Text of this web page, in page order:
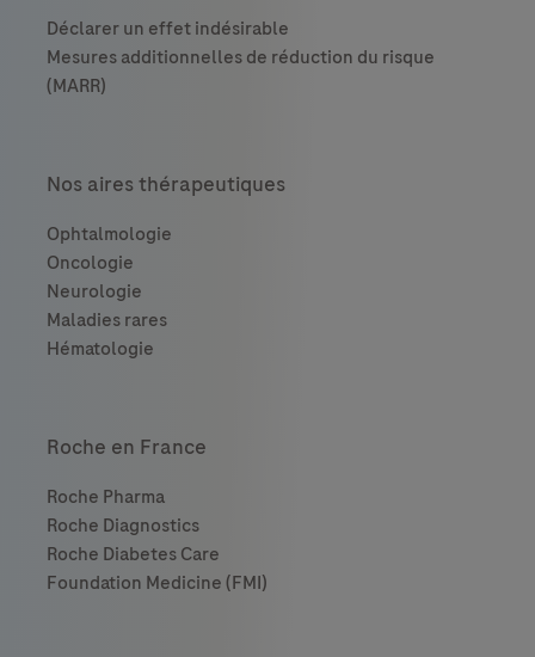
Nos aires thérapeutiques
Roche en France